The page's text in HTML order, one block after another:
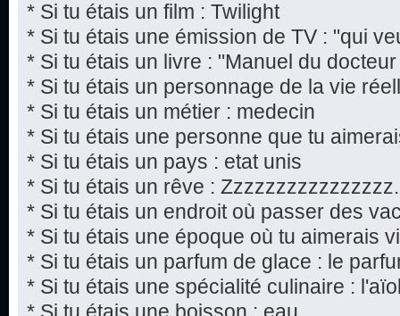
* Si tu étais un film : Twilight
* Si tu étais une émission de TV : "qui
* Si tu étais un livre : "Manuel du
* Si tu étais un personnage de la vie
* Si tu étais un métier : medecin
* Si tu étais une personne que tu
* Si tu étais un pays : etat unis
* Si tu étais un rêve :
* Si tu étais un endroit où passer des
* Si tu étais une époque où tu aimerais
* Si tu étais un parfum de glace : le
* Si tu étais une spécialité culinaire :